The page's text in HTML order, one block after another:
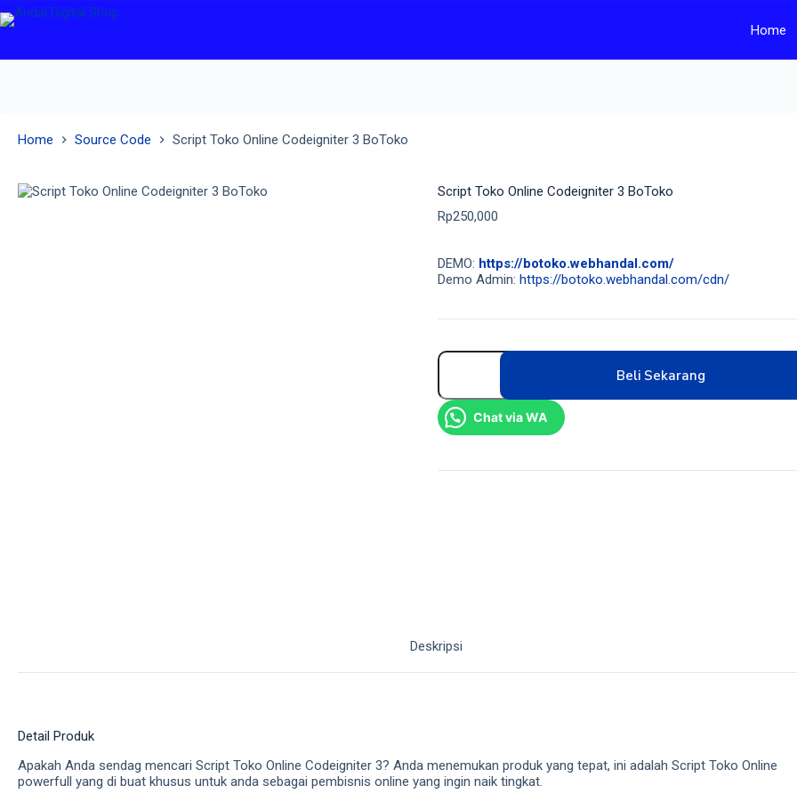
Home
Home Source Code Script Toko Online Codeigniter 3 BoToko
Script Toko Online Codeigniter 3 BoToko
Rp250,000
DEMO: https://botoko.webhandal.com/
Demo Admin: https://botoko.webhandal.com/cdn/
Beli Sekarang
Chat via WA
Deskripsi
Detail Produk
Apakah Anda sendag mencari Script Toko Online Codeigniter 3? Anda menemukan produk yang tepat, ini adalah Script Toko Online
powerfull yang di buat khusus untuk anda sebagai pembisnis online yang ingin naik tingkat.